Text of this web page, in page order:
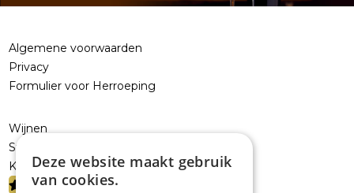
Algemene voorwaarden
Privacy
Formulier voor Herroeping
Wijnen
Sterke dranken
Kelderresten
PROMOTIES
Deze website maakt gebruik
van cookies.